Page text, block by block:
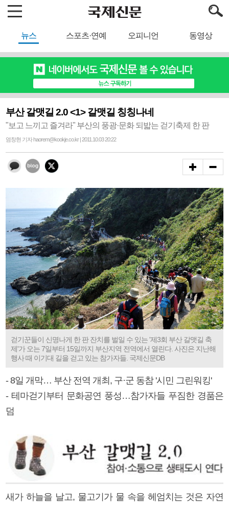
뉴스 스포츠·연예 오피니언 동영상
부산 갈맷길 2.0 <1> 갈맷길 칭칭나네
"보고 느끼고 즐겨라" 부산의 풍광·문화 되밟는 걷기축제 한 판
염창현 기자 haorem@kookje.co.kr | 2011.10.03 20:22
걷기꾼들이 신명나게 한 판 잔치를 벌일 수 있는 '제3회 부산 갈맷길 축
제'가 오는 7일부터 15일까지 부산지역 전역에서 열린다. 사진은 지난해
행사 때 이기대 길을 걷고 있는 참가자들. 국제신문DB
- 8일 개막… 부산 전역 개최, 구·군 동참 '시민 그린워킹'
- 테마걷기부터 문화공연 풍성…참가자들 푸짐한 경품은
덤
새가 하늘을 날고, 물고기가 물 속을 헤엄치는 것은 자연